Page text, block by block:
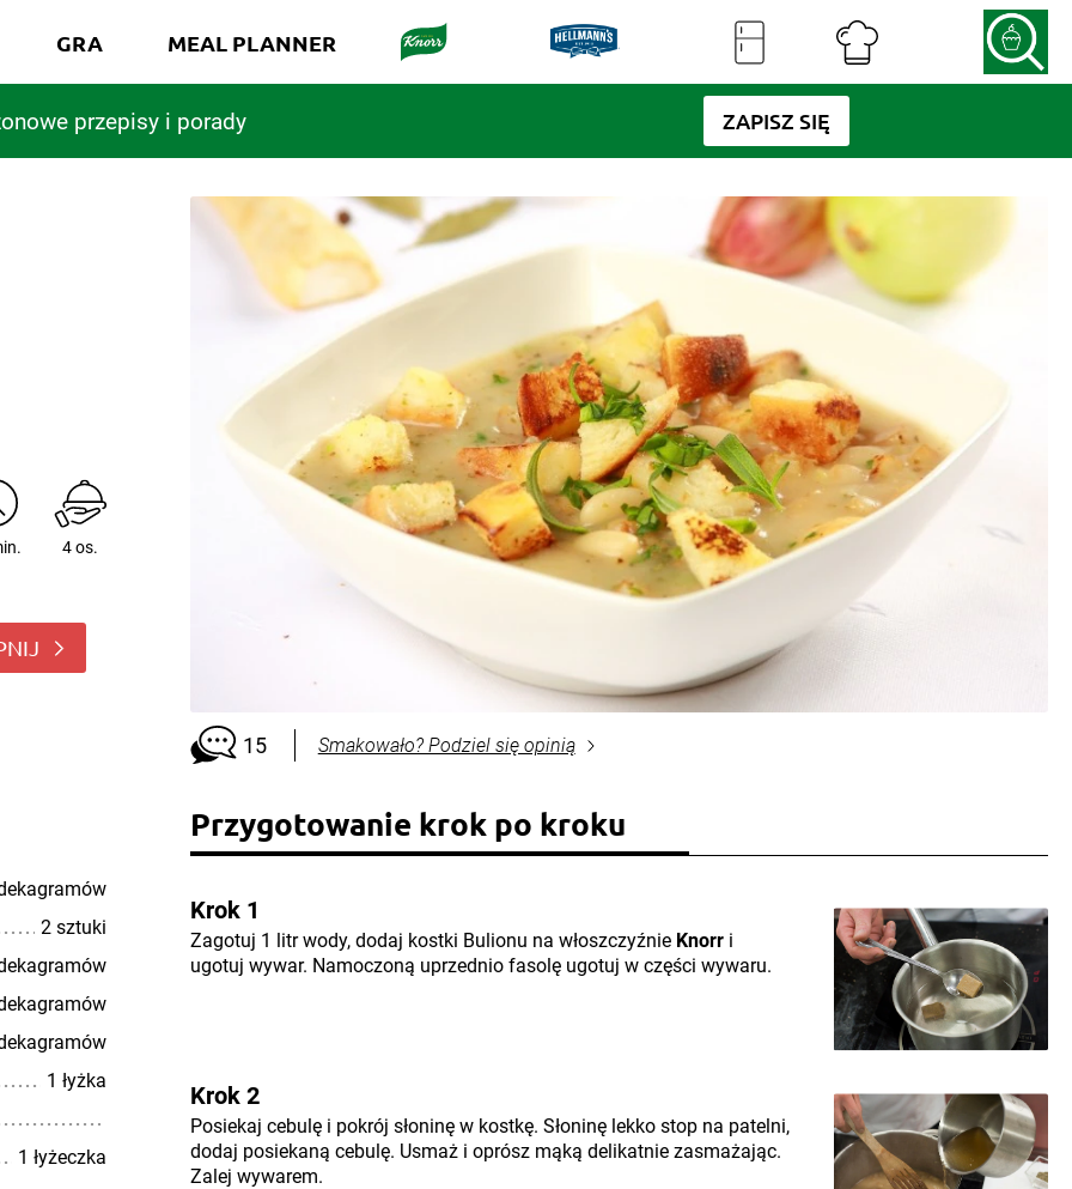
przepisy i porady ZAPISZ SIĘ
GRA MEAL PLANNER
4 os.
15 Smakowało? Podziel się opinią
2 sztuki
1 łyżka
1 łyżeczka
Przygotowanie krok po kroku
Krok 1
Zagotuj 1 litr wody, dodaj kostki Bulionu na włoszczyźnie Knorri
ugotuj wywar. Namoczoną uprzednio fasolę ugotuj w części wywaru.
Krok 2
Posiekaj cebulę i pokrój słoninę w kostkę. Słoninę lekko stop na patelni,
dodaj posiekaną cebulę. Usmaż i oprósz mąką delikatnie zasmażając.
Zalej wywarem.